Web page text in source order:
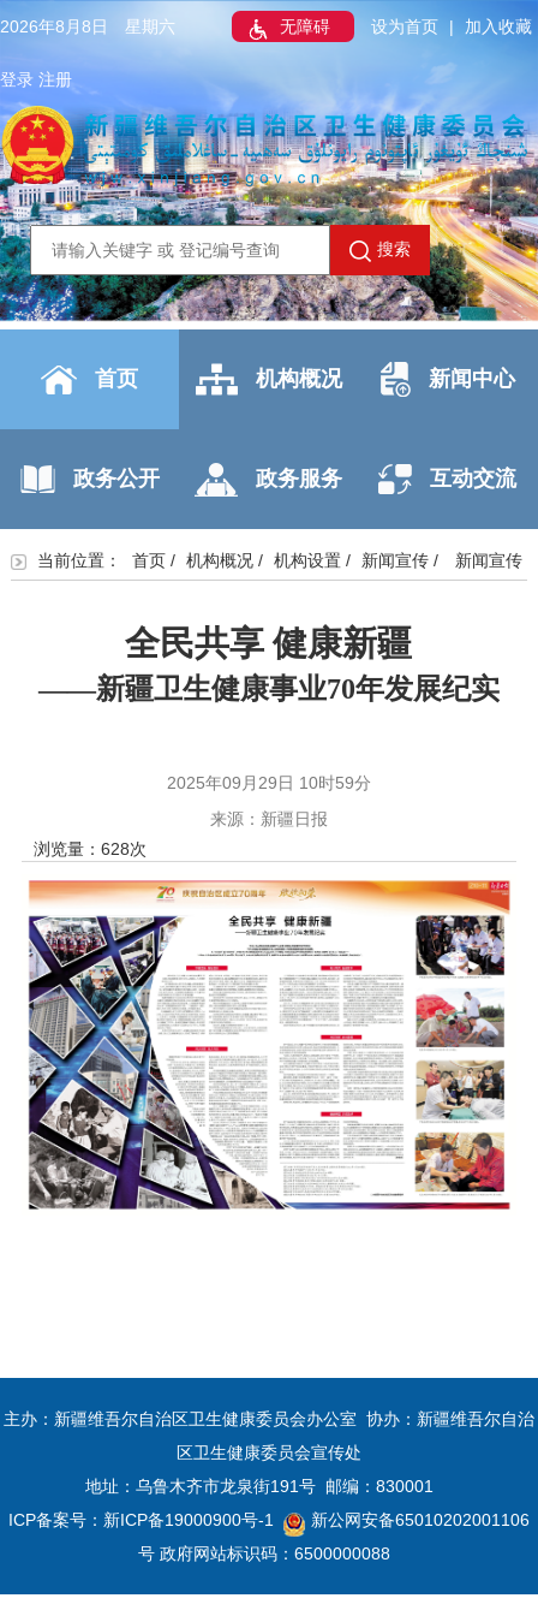
2026年8月8日 星期六 无障碍 设为首页 | 加入收藏
登录 注册
搜索
首页 机构概况 新闻中心
政务公开 政务服务 互动交流
当前位置： 首页/ 机构概况/ 机构设置/ 新闻宣传/ 新闻宣传
全民共享 健康新疆
——新疆卫生健康事业70年发展纪实
2025年09月29日 10时59分
来源：新疆日报
浏览量： 628次
主办：新疆维吾尔自治区卫生健康委员会办公室 协办：新疆维吾尔自治
区卫生健康委员会宣传处
地址：乌鲁木齐市龙泉街191号 邮编：830001
ICP备案号： 新ICP备19000900号-1
新公网安备65010202001106
号 政府网站标识码：6500000088